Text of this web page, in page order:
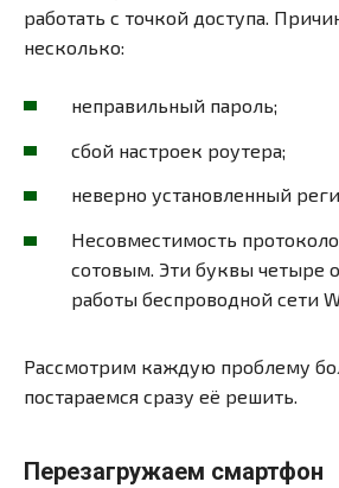
работать с точкой доступа.
несколько:
неправильный пароль;
сбой настроек роутера;
неверно установленный
Несовместимость
сотовым. Эти буквы четыре
работы беспроводной сети
Рассмотрим каждую проблему
постараемся сразу её решить.
Перезагружаем смартфон